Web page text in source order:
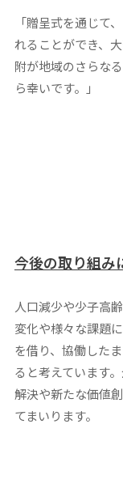
「贈呈式を通じて
れることができ、
附が地域のさらな
ら幸いです。」
今後の取り組み
人口減少や少子高
変化や様々な課題
を借り、協働した
ると考えています
解決や新たな価値
てまいります。